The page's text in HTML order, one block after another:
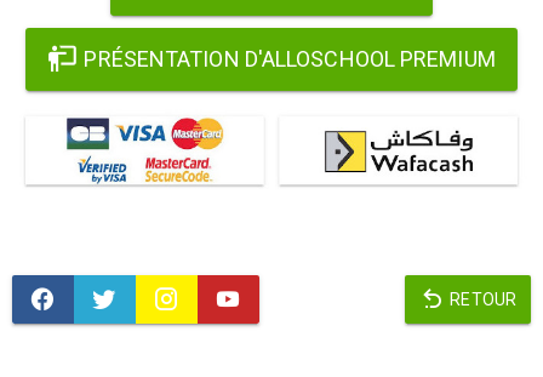
PRÉSENTATION D'ALLOSCHOOL PREMIUM
RETOUR